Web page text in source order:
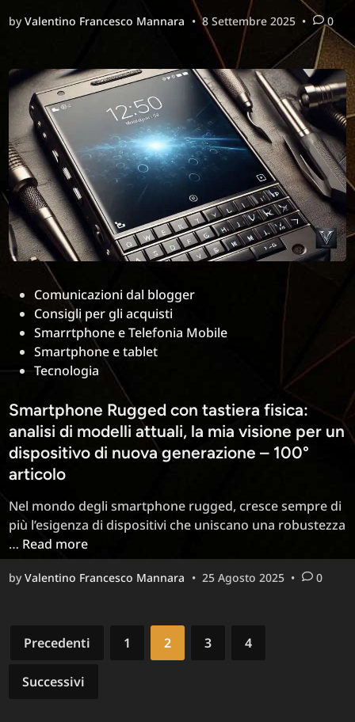
dei
sistemi
operativi:
come
l’IA
Integrata
sta
il
mondo
tech
byValentino Francesco Mannara • 8 Settembre 2025 • 0
PostedComunicazioni dal blogger
Consigli per gli acquisti
Smarrtphone e Telefonia Mobile
Smartphone e tablet
Tecnologia
Smartphone Rugged con tastiera fisica:
analisi di modelli attuali, la mia visione per un
dispositivo di nuova generazione – 100°
articolo
Nel mondo degli smartphone rugged, cresce sempre di
più l’esigenza di dispositivi che uniscano una robustezza
… Smartphone
Rugged
con
analisi
modelli
Read more
byValentino Francesco Mannara • 25 Agosto 2025 • 0
Paginazione
articoli
Precedenti 1 2 3 4
Successivi